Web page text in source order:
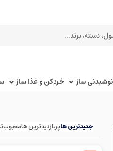
نوشیدنی ساز خردکن و غذا ساز
جدیدترین هاپربازدیدترین ها